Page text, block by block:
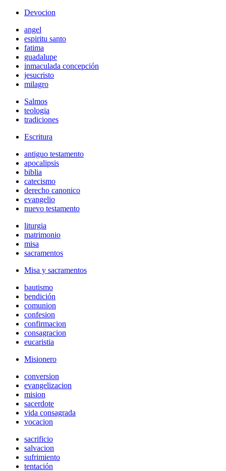
Devocion
angel
espiritu santo
fatima
guadalupe
inmaculada concepción
jesucristo
milagro
Salmos
teologia
tradiciones
Escritura
antiguo testamento
apocalipsis
biblia
catecismo
derecho canonico
evangelio
nuevo testamento
liturgia
matrimonio
misa
sacramentos
Misa y sacramentos
bautismo
bendición
comunion
confesion
confirmacion
consagracion
eucaristia
Misionero
conversion
evangelizacion
mision
sacerdote
vida consagrada
vocacion
sacrificio
salvacion
sufrimiento
tentación